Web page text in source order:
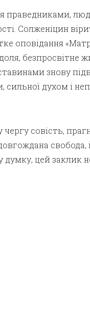
праведниками,
Солженіцин
оповідання
безпросвітне
знову
сильної духом і
совість,
цей заклик